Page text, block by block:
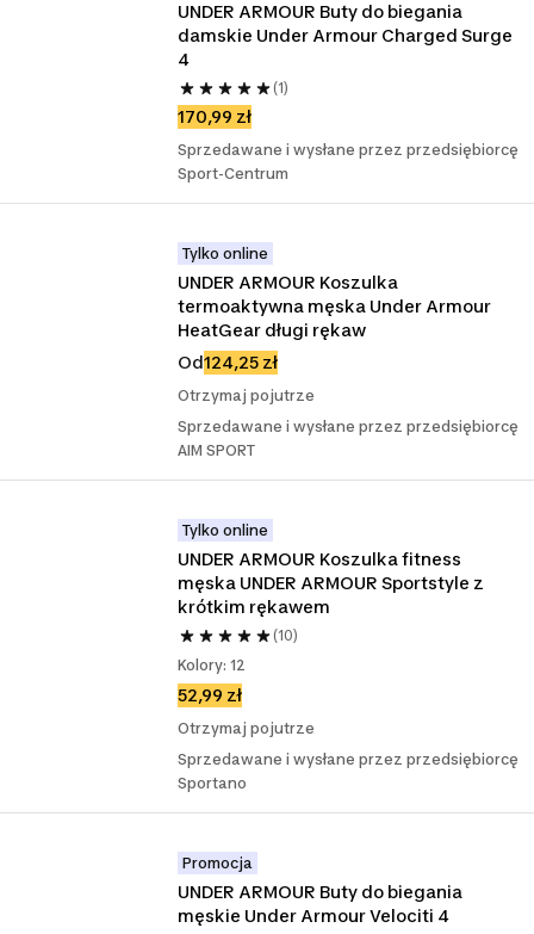
UNDER ARMOUR Buty do biegania
damskie Under Armour Charged Surge
4
(1)
170,99 zł
Sprzedawane i wysłane przez przedsiębiorcę
Sport-Centrum
Tylko online
UNDER ARMOUR Koszulka
termoaktywna męska Under Armour
HeatGear długi rękaw
Od124,25 zł
Otrzymaj pojutrze
Sprzedawane i wysłane przez przedsiębiorcę
AIM SPORT
Tylko online
UNDER ARMOUR Koszulka fitness
męska UNDER ARMOUR Sportstyle z
krótkim rękawem
(10)
Kolory: 12
52,99 zł
Otrzymaj pojutrze
Sprzedawane i wysłane przez przedsiębiorcę
Sportano
Promocja
UNDER ARMOUR Buty do biegania
męskie Under Armour Velociti 4